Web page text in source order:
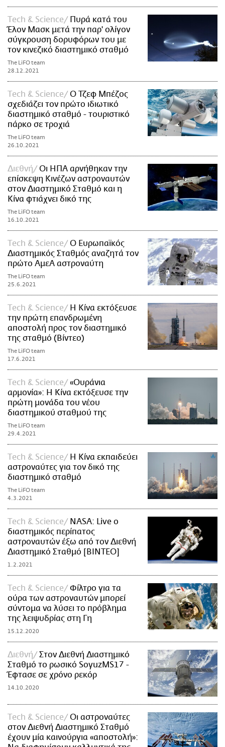
Τech & Science
Πυρά κατά του
Έλον Μασκ μετά την παρ' ολίγον
σύγκρουση δορυφόρων του με
τον κινεζικό διαστημικό σταθμό
The LiFO team
28.12.2021
Τech & Science
Ο Τζεφ Μπέζος
σχεδιάζει τον πρώτο ιδιωτικό
διαστημικό σταθμό - τουριστικό
πάρκο σε τροχιά
The LiFO team
26.10.2021
Διεθνή
Οι ΗΠΑ αρνήθηκαν την
επίσκεψη Κινέζων αστροναυτών
στον Διαστημικό Σταθμό και η
Κίνα φτιάχνει δικό της
The LiFO team
16.10.2021
Τech & Science
Ο Ευρωπαϊκός
Διαστημικός Σταθμός αναζητά τον
πρώτο ΑμεΑ αστροναύτη
The LiFO team
25.6.2021
Τech & Science
Η Κίνα εκτόξευσε
την πρώτη επανδρωμένη
αποστολή προς τον διαστημικό
της σταθμό (Βίντεο)
The LiFO team
17.6.2021
Τech & Science
«Ουράνια
αρμονία»: Η Κίνα εκτόξευσε την
πρώτη μονάδα του νέου
διαστημικού σταθμού της
The LiFO team
29.4.2021
Τech & Science
Η Κίνα εκπαιδεύει
αστροναύτες για τον δικό της
διαστημικό σταθμό
The LiFO team
4.3.2021
Τech & Science
NASA: Live ο
διαστημικός περίπατος
αστροναυτών έξω από τον Διεθνή
Διαστημικό Σταθμό [ΒΙΝΤΕΟ]
1.2.2021
Τech & Science
Φίλτρο για τα
ούρα των αστροναυτών μπορεί
σύντομα να λύσει το πρόβλημα
της λειψυδρίας στη Γη
15.12.2020
Διεθνή
Στον Διεθνή Διαστημικό
Σταθμό το ρωσικό SoyuzMS17 -
Έφτασε σε χρόνο ρεκόρ
14.10.2020
Τech & Science
Οι αστροναύτες
στον Διεθνή Διαστημικό Σταθμό
έχουν μία καινούργια «αποστολή»: